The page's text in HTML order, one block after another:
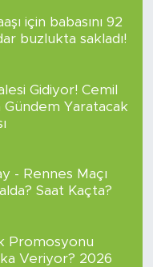
için babasını 92
buzlukta sakladı!
Gidiyor! Cemil
Gündem Yaratacak
- Rennes Maçı
Saat Kaçta?
Promosyonu
Veriyor? 2026